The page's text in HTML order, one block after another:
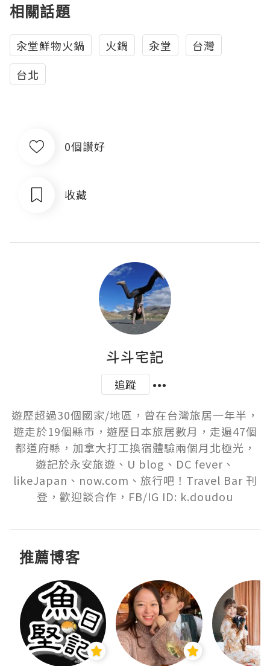
相關話題
汆堂鮮物火鍋 火鍋 汆堂
台灣
台北
0個讚好
收藏
斗斗宅記
追蹤
遊歷超過30個國家/地區，曾在台灣旅居一年半，
遊走於19個縣市，遊歷日本旅居數月，走遍47個
都道府縣，加拿大打工換宿體驗兩個月北極光，
遊記於永安旅遊、U blog、DC fever、
likeJapan、now.com、旅行吧！Travel Bar 刊
登，歡迎談合作，FB/IG ID: k.doudou
推薦博客